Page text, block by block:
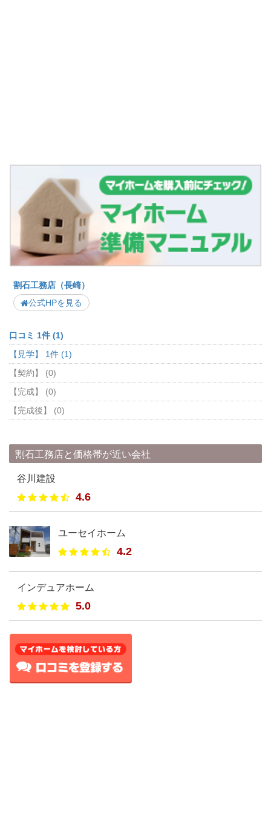
割石工務店（長崎）
公式HPを見る
口コミ 1件 (1)
【見学】 1件 (1)
【契約】 (0)
【完成】 (0)
【完成後】 (0)
割石工務店と価格帯が近い会社
谷川建設
4.6
ユーセイホーム
4.2
インデュアホーム
5.0